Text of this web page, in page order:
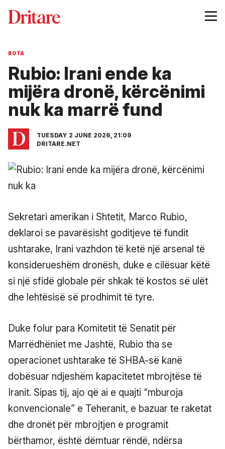
BOTA
Rubio: Irani ende ka
mijëra dronë, kërcënimi
nuk ka marrë fund
TUESDAY 2 JUNE 2026, 21:09
DRITARE.NET
Sekretari amerikan i Shtetit, Marco Rubio,
deklaroi se pavarësisht goditjeve të fundit
ushtarake, Irani vazhdon të ketë një arsenal të
konsiderueshëm dronësh, duke e cilësuar këtë
si një sfidë globale për shkak të kostos së ulët
dhe lehtësisë së prodhimit të tyre.
Duke folur para Komitetit të Senatit për
Marrëdhëniet me Jashtë, Rubio tha se
operacionet ushtarake të SHBA-së kanë
dobësuar ndjeshëm kapacitetet mbrojtëse të
Iranit. Sipas tij, ajo që ai e quajti “mburoja
konvencionale” e Teheranit, e bazuar te raketat
dhe dronët për mbrojtjen e programit
bërthamor, është dëmtuar rëndë, ndërsa